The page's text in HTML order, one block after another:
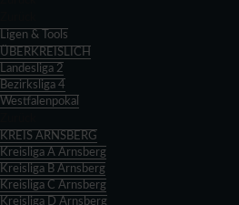
Ligen & Tools
ÜBERKREISLICH
Landesliga 2
Bezirksliga 4
Westfalenpokal
KREIS ARNSBERG
Kreisliga A Arnsberg
Kreisliga B Arnsberg
Kreisliga C Arnsberg
Kreisliga D Arnsberg